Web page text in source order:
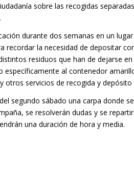
sobre las recogidas
durante dos semanas en un
recordar la necesidad de depositar
residuos que han de dejarse
específicamente al contenedor
servicios de recogida y depósito
segundo sábado una carpa donde
se resolverán dudas y se
una duración de hora y media.